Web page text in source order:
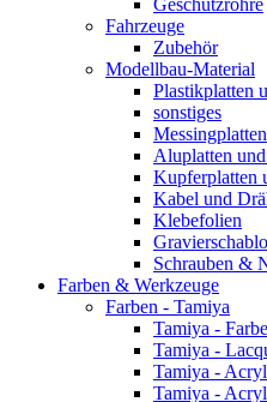
Geschützrohre
Fahrzeuge
Zubehör
Modellbau-Material
Plastikplatten
sonstiges
Aluplatten
Kupferplatten
Kabel und
Klebefolien
Schrauben &
Farben & Werkzeuge
Farben - Tamiya
Tamiya -
Tamiya -
Tamiya -
Tamiya -